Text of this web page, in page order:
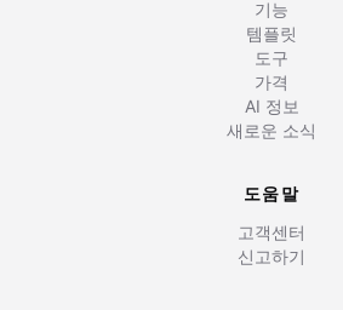
기능
템플릿
도구
가격
AI 정보
새로운 소식
도움말
고객센터
신고하기